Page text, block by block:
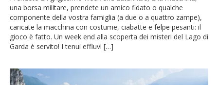
una borsa militare, prendete un amico fidato o qualche
componente della vostra famiglia (a due o a quattro zampe),
caricate la macchina con costume, ciabatte e felpe pesanti: il
gioco è fatto. Un week end alla scoperta dei misteri del Lago di
Garda è servito! I tenui effluvi […]